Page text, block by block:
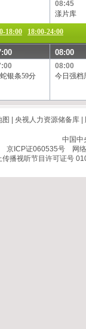
08:45
漾片库
18:00 18:00-24:00
08:00
银条59分
08:00
今日强档
图 央视人力资源储备库|
中国中
京ICP证060535号网络
传播视听节目许可证号